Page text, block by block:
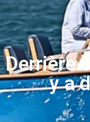
Derrière
y a